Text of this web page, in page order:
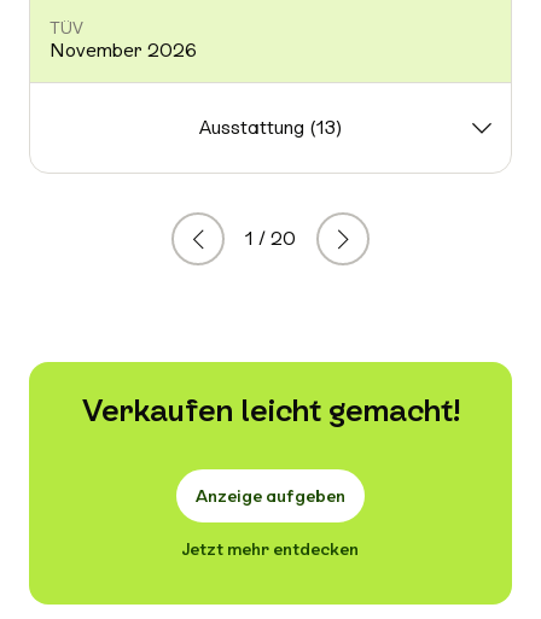
TÜV
November 2026
Ausstattung (13)
Zurück
1 / 20 Weiter
Verkaufen leicht gemacht!
Anzeige aufgeben
Jetzt mehr entdecken